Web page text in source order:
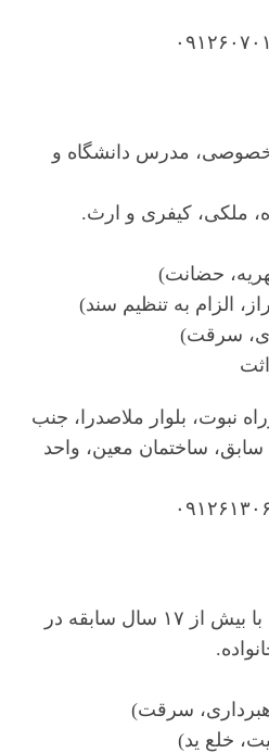
مدرس دانشگاه و
ملکی، کیفری و ارث.
حضانت)
الزام به تنظیم سند)
سرقت)
نبوت، بلوار ملاصدرا، جنب
ساختمان معین، واحد
وکیل پایه یک دادگستری، با بیش از ۱۷ سال سابقه در
سرقت)
خلع ید)